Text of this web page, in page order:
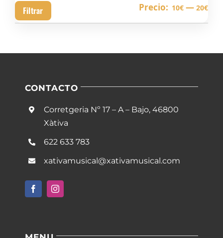
Filtrar Precio: 10€ — 20€
CONTACTO
Corretgeria Nº 17 – A – Bajo, 46800
Xàtiva
622 633 783
xativamusical@xativamusical.com